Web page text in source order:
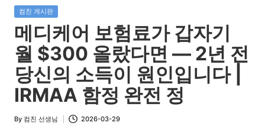
스
마
트
폰
을
쉽
게
배
Posted
in
컴친 게시판
메디케어 보험료가 갑자기
월 $300 올랐다면 — 2년 전
당신의 소득이 원인입니다 |
IRMAA 함정 완전 정
Posted
By 컴친 선생님 2026-03-29